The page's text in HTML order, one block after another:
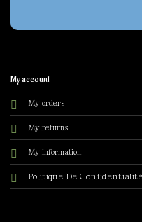
My account
My orders
My returns
My information
Politique De Confidentialité